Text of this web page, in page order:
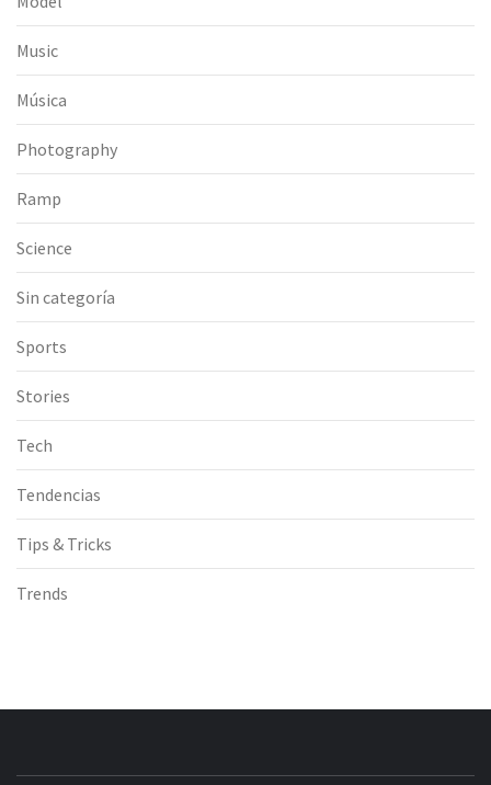
Music
Música
Photography
Ramp
Science
Sin categoría
Sports
Stories
Tech
Tendencias
Tips & Tricks
Trends